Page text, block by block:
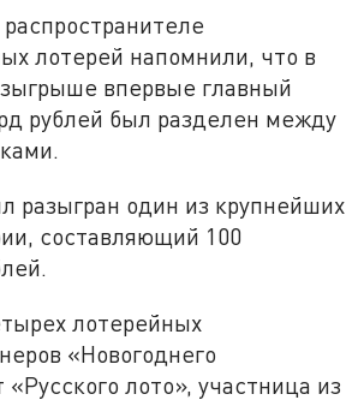
лотерей напомнили, что в
впервые главный
рублей был разделен между
разыгран один из крупнейших
составляющий 100
лотерейных
«Новогоднего
лото», участница из